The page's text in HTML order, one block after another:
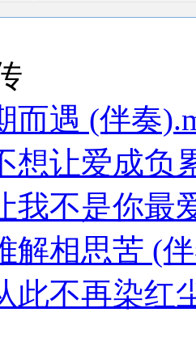
而遇 (伴奏
想让爱成负
我不是你最
解相思苦 (
此不再染红